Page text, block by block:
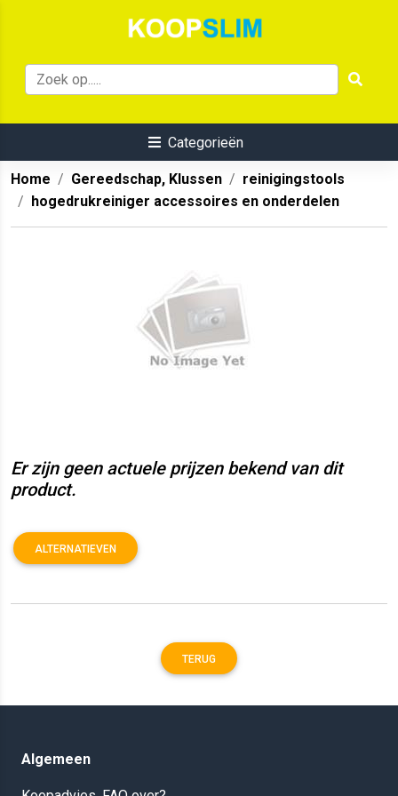
Categorieën
Home Gereedschap, Klussen
reinigingstools
hogedrukreiniger accessoires en onderdelen
Er zijn geen actuele prijzen bekend van dit
product.
ALTERNATIEVEN
TERUG
Algemeen